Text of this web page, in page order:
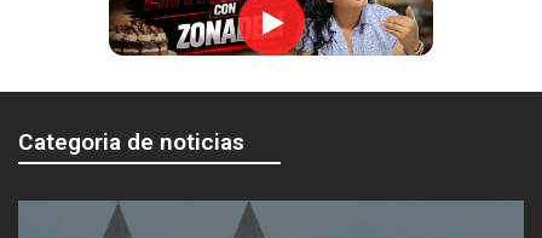
Categoria de noticias